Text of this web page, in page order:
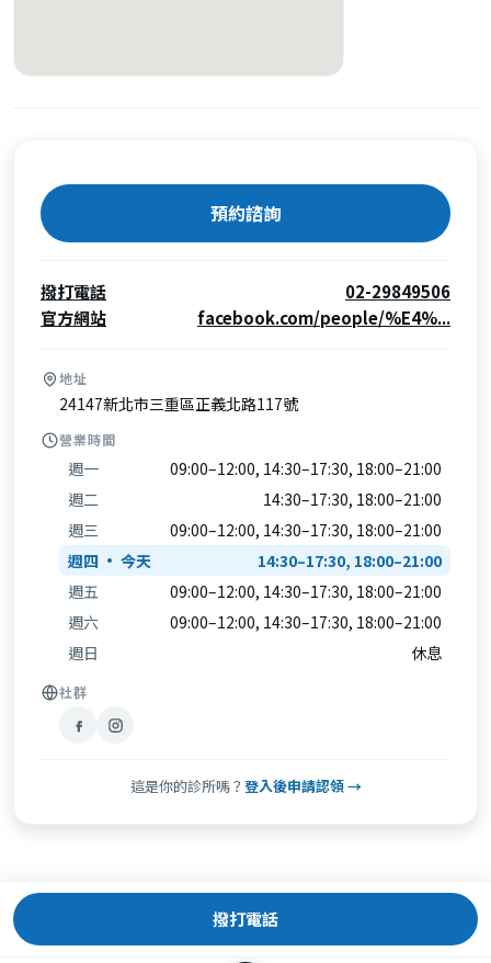
預約諮詢
撥打電話
02-29849506
官方網站
facebook.com/people/%E4%...
地址
24147新北市三重區正義北路117號
營業時間
週一
09:00–12:00, 14:30–17:30, 18:00–21:00
週二
14:30–17:30, 18:00–21:00
週三
09:00–12:00, 14:30–17:30, 18:00–21:00
週四
14:30–17:30, 18:00–21:00
週五
09:00–12:00, 14:30–17:30, 18:00–21:00
週六
09:00–12:00, 14:30–17:30, 18:00–21:00
週日
休息
社群
這是你的診所嗎？ 登入後申請認領 →
撥打電話